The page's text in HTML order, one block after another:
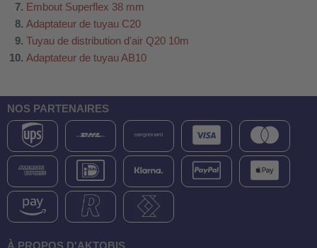
Embout Superflex 38 mm
Adaptateur de tuyau C20
Tuyau de distribution d'air Q20 10m
Adaptateur de tuyau AB10
NOS PARTENAIRES